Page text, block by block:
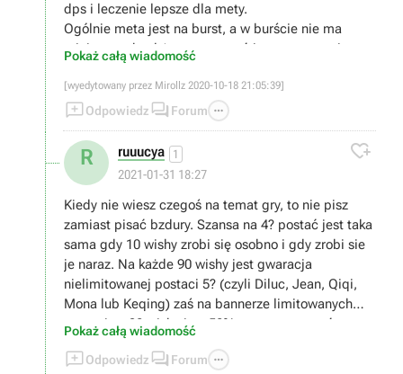
dps i leczenie lepsze dla mety.
Ogólnie meta jest na burst, a w burście nie ma
miejsca na heal (sporo wyzwań jest na czas, nie na
jest na tyle łatwe, ze heal jest po prostu zbędny
przez większość czasu.
To że na filmiku ktoś robi duży dps na ognistej elitce
to nic nie znaczy :).
Pokaż całą wiadomość
[wyedytowany przez Mirollz 2020-10-18 21:05:39]
Odpowiedz  Forum 
R ruuucya 1
2021-01-31 18:27

Kiedy nie wiesz czegoś na temat gry, to nie pisz
zamiast pisać bzdury. Szansa na 4? postać jest taka
sama gdy 10 wishy zrobi się osobno i gdy zrobi sie
je naraz. Na każde 90 wishy jest gwaracja
nielimitowanej postaci 5? (czyli Diluc, Jean, Qiqi,
Mona lub Keqing) zaś na bannerze limitowanych
postaci za 90 wishy jest 50% szans na postać
limitowaną i 50% na jedną z nielimitowanych. Na
180 wishy na bannerze limitowanym jest 100%
Pokaż całą wiadomość
Odpowiedz  Forum 